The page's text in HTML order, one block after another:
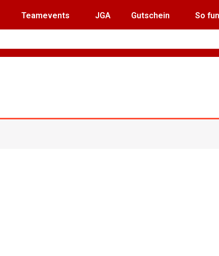
Teamevents JGA Gutschein So